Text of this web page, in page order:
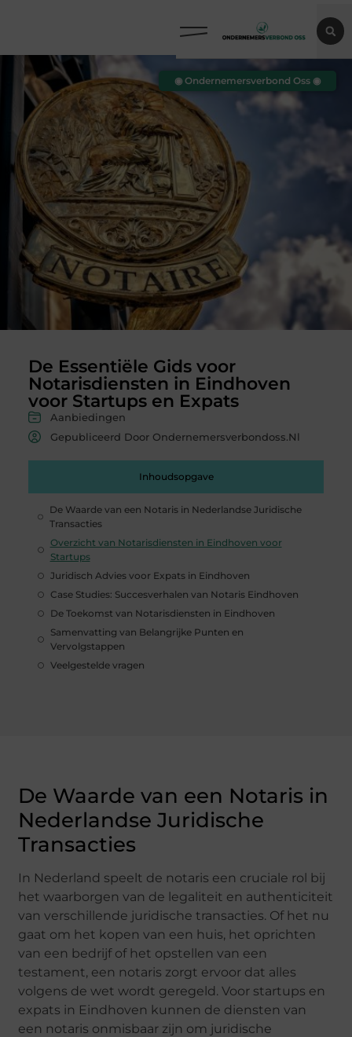
De Essentiële Gids voor
Notarisdiensten in Eindhoven
voor Startups en Expats
Aanbiedingen
Gepubliceerd Door Ondernemersverbondoss.nl
Inhoudsopgave
De Waarde van een Notaris in Nederlandse Juridische
Transacties
Overzicht van Notarisdiensten in Eindhoven voor
Startups
Juridisch Advies voor Expats in Eindhoven
Case Studies: Succesverhalen van Notaris Eindhoven
De Toekomst van Notarisdiensten in Eindhoven
Samenvatting van Belangrijke Punten en
Vervolgstappen
Veelgestelde vragen
◉ Ondernemersverbond Oss ◉
De Waarde van een Notaris in
Nederlandse Juridische
Transacties
In Nederland speelt de notaris een cruciale rol bij
het waarborgen van de legaliteit en authenticiteit
van verschillende juridische transacties. Of het nu
gaat om het kopen van een huis, het oprichten
van een bedrijf of het opstellen van een
testament, een notaris zorgt ervoor dat alles
volgens de wet wordt geregeld. Voor startups en
expats in Eindhoven kunnen de diensten van
een notaris onmisbaar zijn om juridische